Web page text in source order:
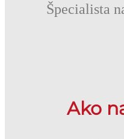
Špecialista
Ako